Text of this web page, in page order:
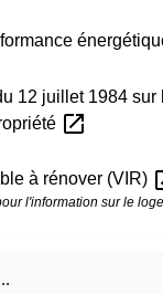
12 juillet 1984
open_in_new
à rénover (VIR)
l'information sur le